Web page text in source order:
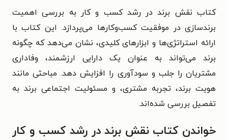
کتاب نقش برند در رشد کسب و کار به بررسی اهمیت
برندسازی در موفقیت کسب‌وکارها می‌پردازد. این کتاب با
ارائه استراتژی‌ها و ابزارهای کلیدی، نشان می‌دهد که چگونه
برند می‌تواند به عنوان یک دارایی ارزشمند، وفاداری
مشتریان را جلب و سودآوری را افزایش دهد. مباحثی مانند
هویت برند، تجربه مشتری، و مسئولیت اجتماعی برند به
تفصیل بررسی شده‌اند.
خواندن کتاب نقش برند در رشد کسب و کار